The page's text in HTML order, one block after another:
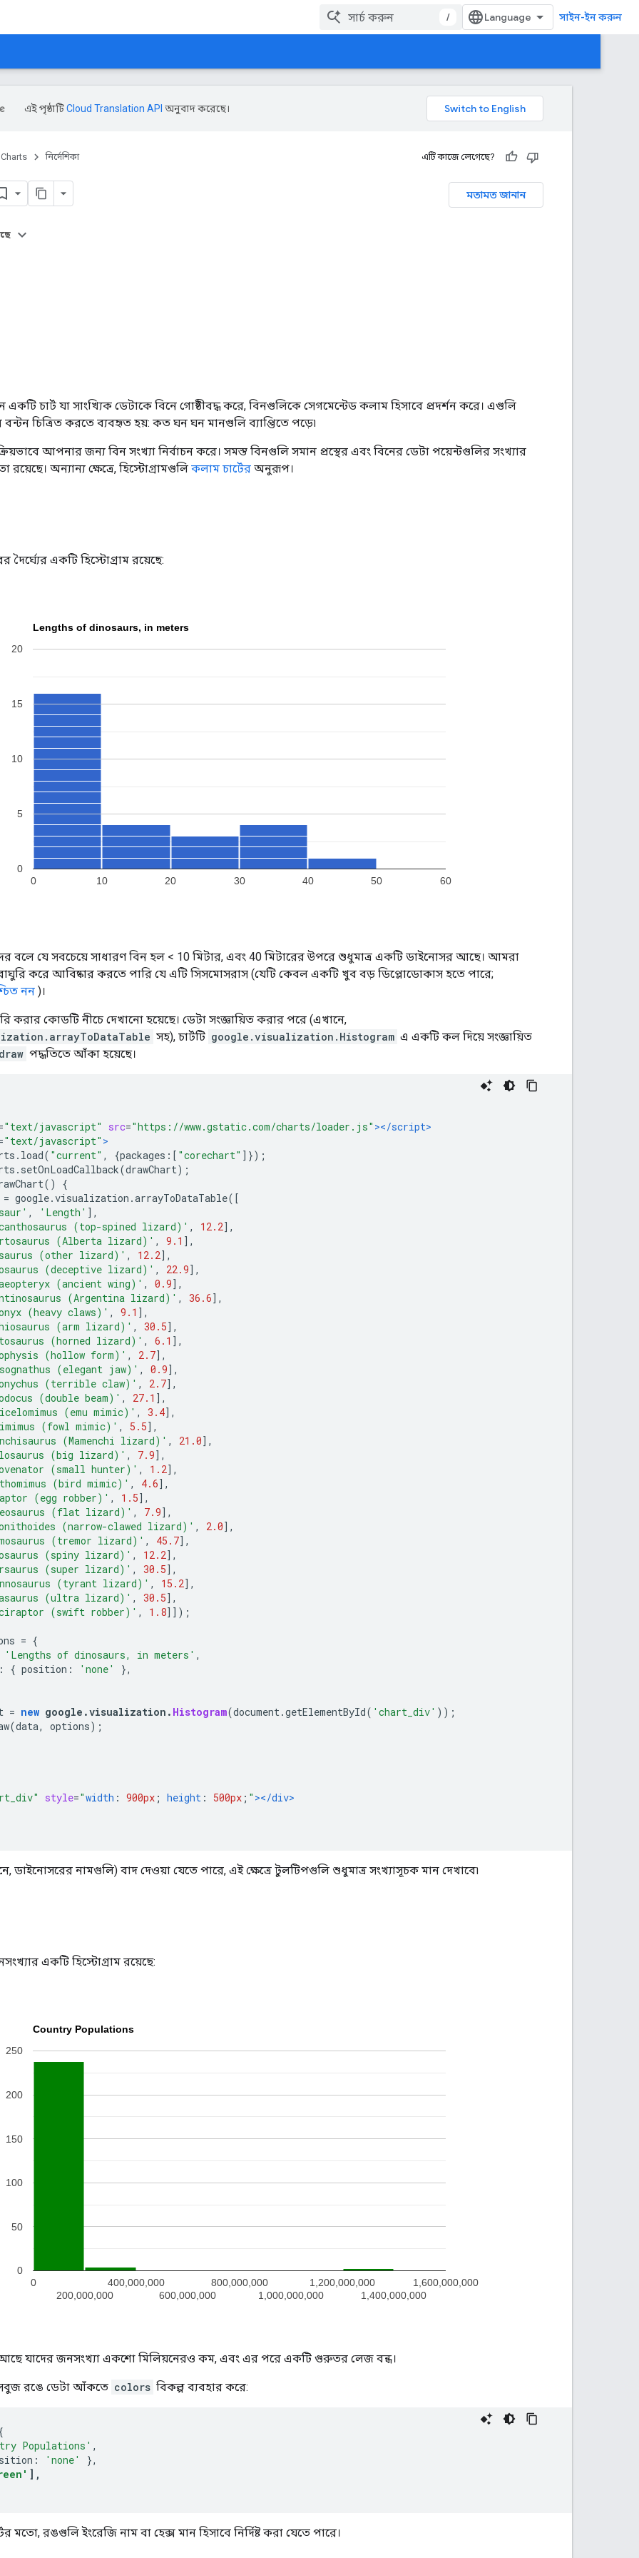
/ সাইন-ইন করুন
এই পৃষ্ঠাটিCloud Translation API অনুবাদ করেছে।
Charts নির্দেশিকা এটি কাজে লেগেছে?
মতামত জানান
চার্ট যা সাংখ্যিক ডেটাকে বিনে গোষ্ঠীবদ্ধ করে, বিনগুলিকে সেগমেন্টেড কলাম হিসাবে প্রদর্শন করে। এগুলি
বন্টন চিত্রিত করতে ব্যবহৃত হয়: কত ঘন ঘন মানগুলি ব্যাপ্তিতে পড়ে৷
আপনার জন্য বিন সংখ্যা নির্বাচন করে। সমস্ত বিনগুলি সমান প্রস্থের এবং বিনের ডেটা পয়েন্টগুলির সংখ্যার
রয়েছে। অন্যান্য ক্ষেত্রে, হিস্টোগ্রামগুলি কলাম চার্টের অনুরূপ।
দৈর্ঘ্যের একটি হিস্টোগ্রাম রয়েছে:
বলে যে সবচেয়ে সাধারণ বিন হল < 10 মিটার, এবং 40 মিটারের উপরে শুধুমাত্র একটি ডাইনোসর আছে। আমরা
করে আবিষ্কার করতে পারি যে এটি সিসমোসরাস (যেটি কেবল একটি খুব বড় ডিপ্লোডোকাস হতে পারে;
নন )।
করার কোডটি নীচে দেখানো হয়েছে। ডেটা সংজ্ঞায়িত করার পরে (এখানে,
সহ), চার্টটি google.visualization.Histogram এ একটি কল দিয়ে সংজ্ঞায়িত
draw পদ্ধতিতে আঁকা হয়েছে।
"text/javascript" src="https://www.gstatic.com/charts/loader.js" ></script>
"text/javascript" >
. load( "current" , {packages :[ "corechart" ]});
. setOnLoadCallback(drawChart);
()
{
= google.visualization .arrayToDataTable([
, 'Length' ],
(top-spined lizard)' , 12.2],
(Alberta lizard)' , 9.1 ],
(other lizard)' , 12.2],
(deceptive lizard)' , 22.9],
(ancient wing)' , 0.9],
(Argentina lizard)' , 36.6],
(heavy claws)' , 9.1 ],
(arm lizard)' , 30.5],
(horned lizard)' , 6.1 ],
(hollow form)' , 2.7],
(elegant jaw)' , 0.9],
(terrible claw)' , 2.7],
(double beam)' , 27.1 ],
(emu mimic)' , 3.4],
(fowl mimic)' , 5.5],
(Mamenchi lizard)' , 21.0],
(big lizard)' , 7.9],
(small hunter)' , 1.2],
(bird mimic)' , 4.6],
(egg robber)' , 1.5],
(flat lizard)' , 7.9],
(narrow-clawed lizard)' , 2.0],
(tremor lizard)' , 45.7],
(spiny lizard)' , 12.2],
(super lizard)' , 30.5],
(tyrant lizard)' , 15.2],
(ultra lizard)' , 30.5],
(swift robber)' , 1.8]]);
= {
'Lengths of dinosaurs, in meters' ,
: { position : 'none'
},
= new google .visualization . Histogram(document.getElementById( 'chart_div' ));
(data, options);
style="width : 900px ; height : 500px ; " ></div>
ডাইনোসরের নামগুলি) বাদ দেওয়া যেতে পারে, এই ক্ষেত্রে টুলটিপগুলি শুধুমাত্র সংখ্যাসূচক মান দেখাবে৷
একটি হিস্টোগ্রাম রয়েছে:
আছে যাদের জনসংখ্যা একশো মিলিয়নেরও কম, এবং এর পরে একটি গুরুতর লেজ বন্ধ।
সবুজ রঙে ডেটা আঁকতে colors বিকল্প ব্যবহার করে:
Populations' ,
: 'none'
},
],
মতো, রঙগুলি ইংরেজি নাম বা হেক্স মান হিসাবে নির্দিষ্ট করা যেতে পারে।